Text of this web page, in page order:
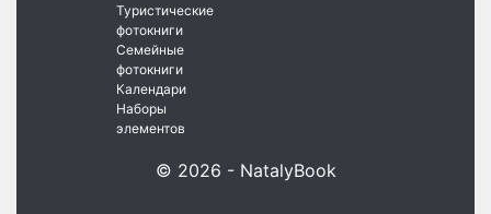
Туристические
фотокниги
Семейные
фотокниги
Календари
Наборы
элементов
© 2026 - NatalyBook